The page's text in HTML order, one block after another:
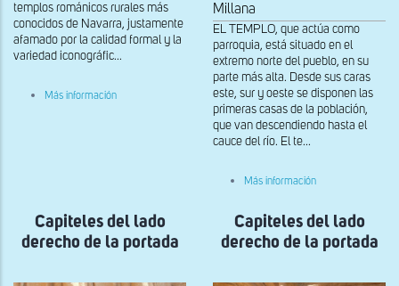
templos románicos rurales más
conocidos de Navarra, justamente
afamado por la calidad formal y la
variedad iconográfic...
Más información
boca
entreabierta
y
cabellos
Millana
EL TEMPLO, que actúa como
parroquia, está situado en el
extremo norte del pueblo, en su
parte más alta. Desde sus caras
este, sur y oeste se disponen las
primeras casas de la población,
que van descendiendo hasta el
cauce del río. El te...
Más información
lado
de
Capiteles del lado
derecho de la portada
Capiteles del lado
derecho de la portada